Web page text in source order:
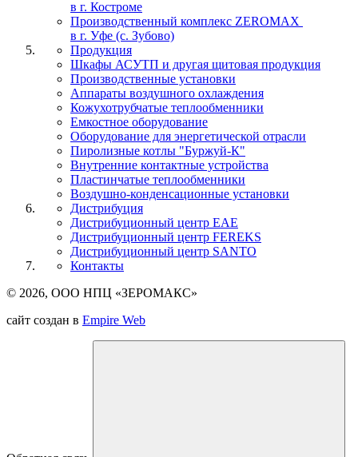
в г. Костроме
Производственный комплекс ZEROMAX
в г. Уфе (с. Зубово)
Продукция
Шкафы АСУТП и другая щитовая продукция
Производственные установки
Аппараты воздушного охлаждения
Кожухотрубчатые теплообменники
Емкостное оборудование
Оборудование для энергетической отрасли
Пиролизные котлы "Буржуй-К"
Внутренние контактные устройства
Пластинчатые теплообменники
Воздушно-конденсационные установки
Дистрибуция
Дистрибуционный центр EAE
Дистрибуционный центр FEREKS
Дистрибуционный центр SANTO
Контакты
© 2026, ООО НПЦ «ЗЕРОМАКС»
сайт создан в Empire Web